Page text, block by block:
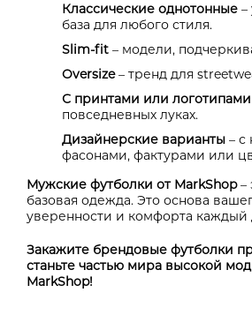
Классические однотонные –
база для любого стиля.
Slim-fit – модели,
Oversize– тренд для
С принтами или логотипами
повседневных луках.
Дизайнерские варианты – с
фасонами, фактурами или
Мужские футболки от MarkShop–
базовая одежда. Это основа
уверенности и комфорта каждый
Закажите брендовые футболки
станьте частью мира высокой
MarkShop!